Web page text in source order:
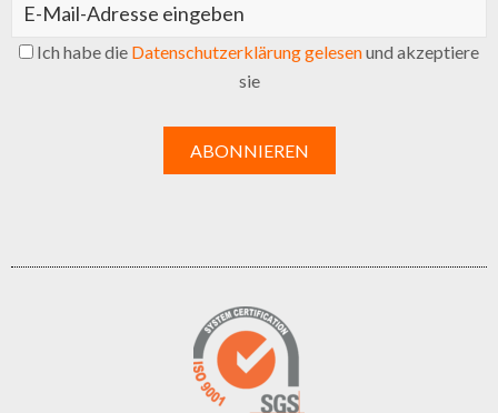
Ich habe die Datenschutzerklärung gelesenund akzeptiere
sie